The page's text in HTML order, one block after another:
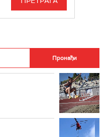
РАДИО РОКЕНРОЛЕР
РАДИО ЏЕЗЕР
ИНФО